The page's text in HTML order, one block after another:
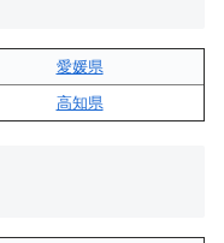
愛媛県
高知県